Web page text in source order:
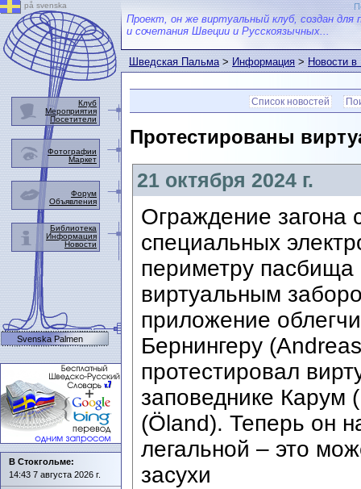
Проект, он же виртуальный клуб, создан для
и сочетания Швеции и Русскоязычных...
Шведская Пальма>Информация>Новости
Список новостей
Протестированы
21 октября 2024 г.
Ограждение загона
специальных
периметру пасбища
виртуальным
приложение
Бернингеру
протестировал
заповеднике Карум
(Öland). Теперь он
легальной – это
засухи
på svenska
Клуб
Мероприятия
Посетители
Фотографии
Маркет
Форум
Объявления
Библиотека
Информация
Новости
Svenska Palmen
В Стокгольме:
14:43 7 августа 2026 г.